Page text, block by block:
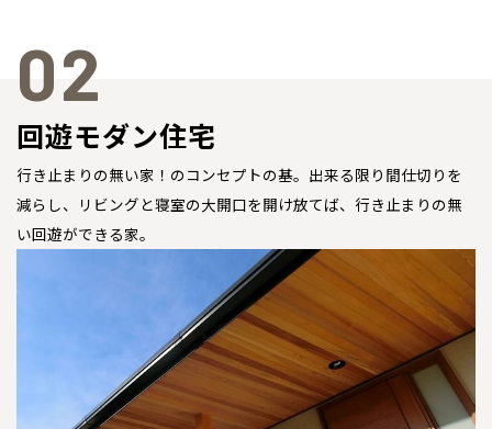
02
回遊モダン住宅
行き止まりの無い家！のコンセプトの基。出来る限り間仕切りを
減らし、リビングと寝室の大開口を開け放てば、行き止まりの無
い回遊ができる家。